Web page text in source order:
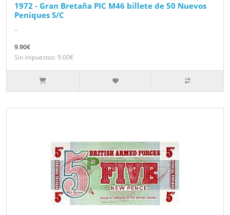
1972 - Gran Bretaña PIC M46 billete de 50 Nuevos
Peniques S/C
..
9.90€
Sin impuestos: 9.00€